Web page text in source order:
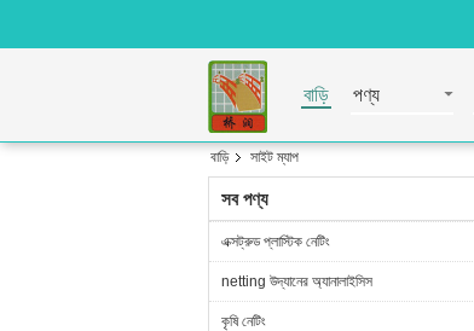
বাড়ি পণ্য
বাড়ি সাইট ম্যাপ
সব পণ্য
এক্সট্রুড প্লাস্টিক নেটিং
netting উদ্যানের অ্যানালাইসিস
কৃষি নেটিং